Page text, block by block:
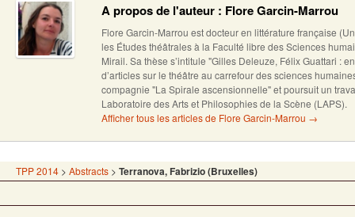
A propos de l'auteur : Flore Garcin-Marrou
Flore Garcin-Marrou est docteur en littérature française
les Études théâtrales à la Faculté libre des Sciences
Mirail. Sa thèse s’intitule "Gilles Deleuze, Félix Guattari :
d’articles sur le théâtre au carrefour des sciences
compagnie "La Spirale ascensionnelle" et poursuit un
Laboratoire des Arts et Philosophies de la Scène (LAPS).
Afficher tous les articles de Flore Garcin-Marrou →
TPP 2014 > Abstracts > Terranova, Fabrizio (Bruxelles)